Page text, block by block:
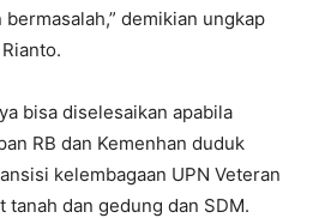
demikian ungkap
bisa diselesaikan apabila
RB dan Kemenhan duduk
kelembagaan UPN Veteran
tanah dan gedung dan SDM.